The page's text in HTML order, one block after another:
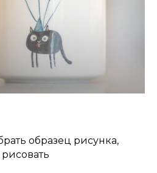
образец рисунка,